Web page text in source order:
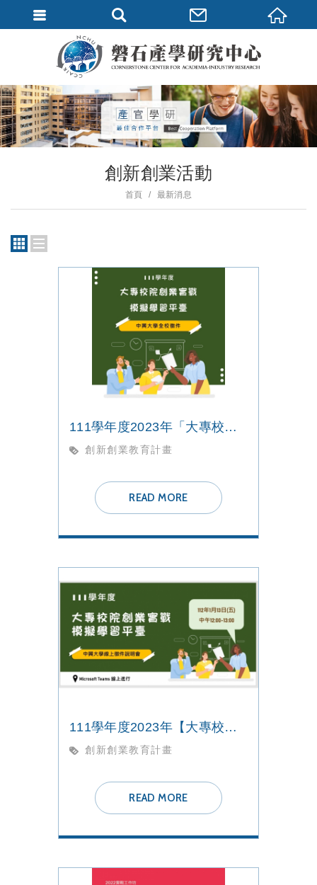
創新創業活動
首頁 最新消息
111學年度2023年「大專校院創業實戰模擬學習平臺」全校徵件
創新創業教育計畫
READ MORE
111學年度2023年【大專校院創業實戰模擬學習平臺 】線上徵件說明
創新創業教育計畫
READ MORE